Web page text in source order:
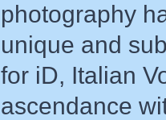
photography
unique and
for iD, Italian
ascendance